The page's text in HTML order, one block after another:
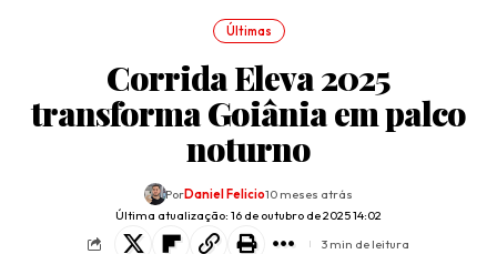
Últimas
Corrida Eleva 2025
transforma Goiânia em palco
noturno
Última atualização: 16 de outubro de 2025 14:02
PorDaniel Felicio10 meses atrás
3 min de leitura